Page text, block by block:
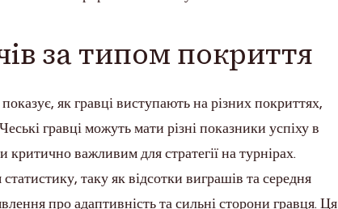
за типом покриття
як гравці виступають на різних покриттях,
гравці можуть мати різні показники успіху в
важливим для стратегії на турнірах.
таку як відсотки виграшів та середня
про адаптивність та сильні сторони гравця. Ця